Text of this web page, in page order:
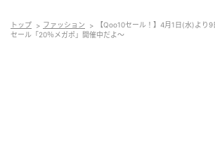
トップ ファッション
【Qoo10セール！】4月1日(水)より
セール「20％メガポ」開催中だよ～